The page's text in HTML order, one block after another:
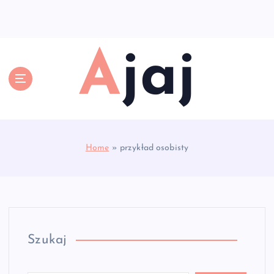
Ajaj
Home » przykład osobisty
Szukaj